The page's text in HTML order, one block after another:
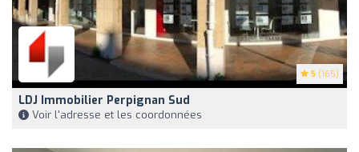
5 (165)
LDJ Immobilier Perpignan Sud
Voir l'adresse et les coordonnées